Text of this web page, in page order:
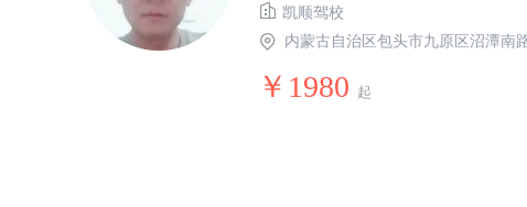
凯顺驾校
内蒙古自治区包头市九原区沼潭南
￥1980 起